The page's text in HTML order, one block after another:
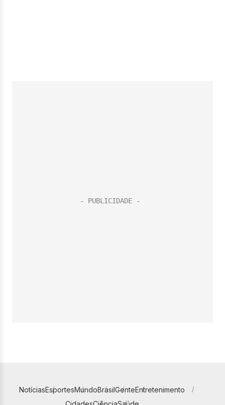
NotíciasEsportesMundoBrasilGenteEntretenimento